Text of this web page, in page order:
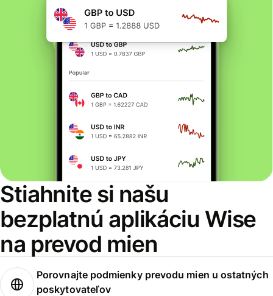
Stiahnite si našu
bezplatnú aplikáciu Wise
na prevod mien
Porovnajte podmienky prevodu mien u ostatných
poskytovateľov